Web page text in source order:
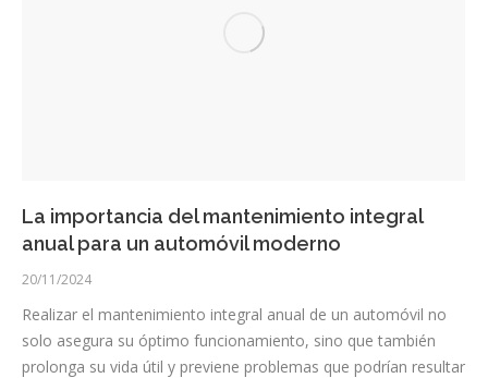
La importancia del mantenimiento integral
anual para un automóvil moderno
20/11/2024
Realizar el mantenimiento integral anual de un automóvil no
solo asegura su óptimo funcionamiento, sino que también
prolonga su vida útil y previene problemas que podrían resultar